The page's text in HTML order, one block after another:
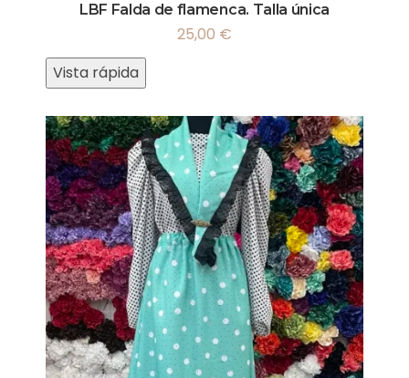
LBF Falda de flamenca. Talla única
25,00 €
Vista rápida